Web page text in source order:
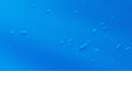
Club de Douai